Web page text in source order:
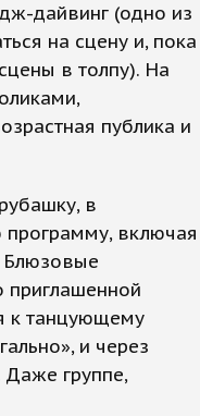
дайвинг (одно из
на сцену и, пока
в толпу). На
публика и
в
программу, включая
Блюзовые
приглашенной
к танцующему
и через
группе,